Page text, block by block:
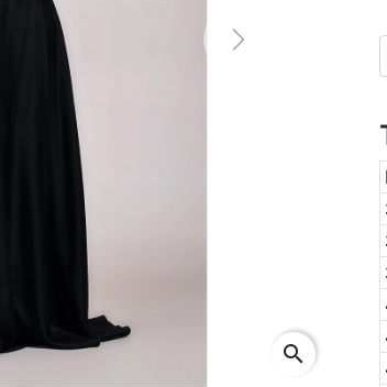
Next
search